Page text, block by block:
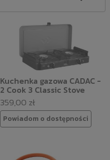
Kuchenka gazowa CADAC -
2 Cook 3 Classic Stove
359,00 zł
Powiadom o dostępności